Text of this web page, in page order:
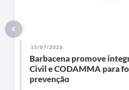
15/07/2026
Barbacena promove
Civil e CODAMMA para
prevenção